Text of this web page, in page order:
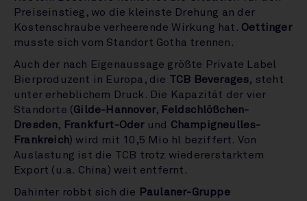
Preiseinstieg, wo die kleinste Drehung an der
Kostenschraube verheerende Wirkung hat. Oettinger
musste sich vom Standort Gotha trennen.
Auch der nach Eigenaussage größte Private Label
Bierproduzent in Europa, die TCB Beverages, steht
unter erheblichem Druck. Die Kapazität der vier
Standorte (Gilde-Hannover, Feldschlößchen-
Dresden, Frankfurt-Oder und Champigneulles-
Frankreich) wird mit 10,5 Mio hl beziffert. Von
Auslastung ist die TCB trotz wiedererstarktem
Export (u.a. China) weit entfernt.
Dahinter robbt sich die
Paulaner-Gruppe